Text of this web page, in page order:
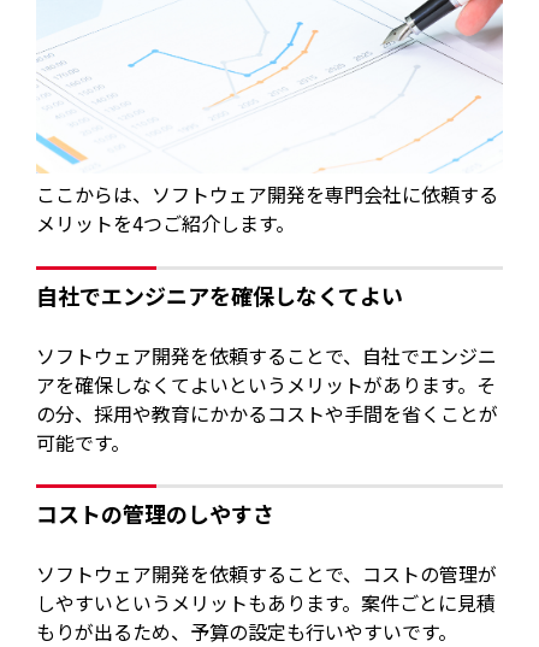
ここからは、ソフトウェア開発を専門会社に依頼する
メリットを4つご紹介します。
自社でエンジニアを確保しなくてよい
ソフトウェア開発を依頼することで、自社でエンジニ
アを確保しなくてよいというメリットがあります。そ
の分、採用や教育にかかるコストや手間を省くことが
可能です。
コストの管理のしやすさ
ソフトウェア開発を依頼することで、コストの管理が
しやすいというメリットもあります。案件ごとに見積
もりが出るため、予算の設定も行いやすいです。